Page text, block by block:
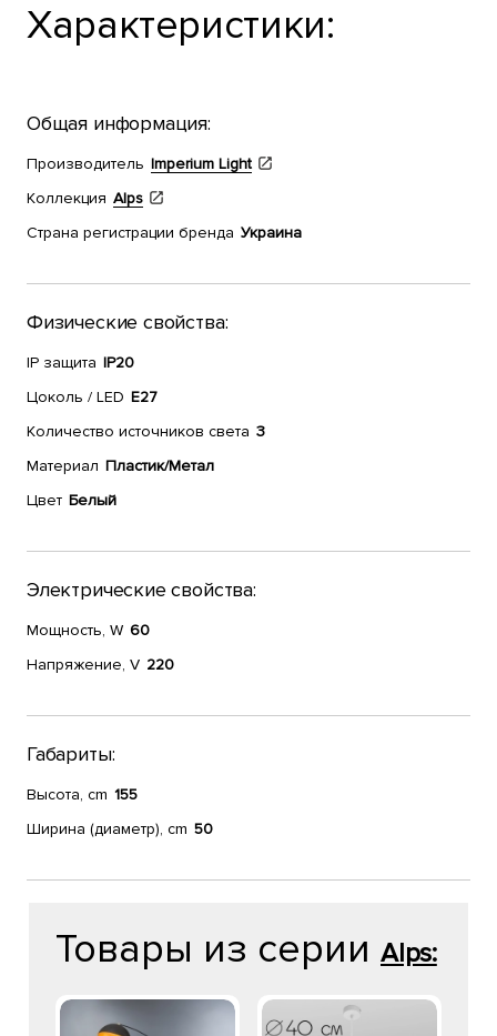
Характеристики:
Общая информация:
Производитель Imperium Light
Коллекция Alps
Страна регистрации бренда Украина
Физические свойства:
IP защита IP20
Цоколь / LED E27
Количество источников света 3
Материал Пластик/Метал
Цвет Белый
Электрические свойства:
Мощность, W 60
Напряжение, V 220
Габариты:
Высота, cm 155
Ширина (диаметр), cm 50
Товары из серии Alps: